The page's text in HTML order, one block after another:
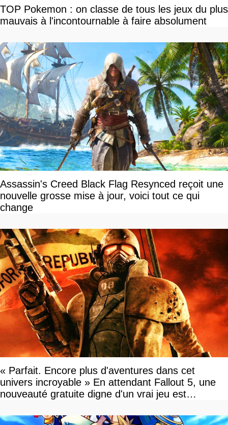
TOP Pokemon : on classe de tous les jeux du plus
mauvais à l'incontournable à faire absolument
Assassin's Creed Black Flag Resynced reçoit une
nouvelle grosse mise à jour, voici tout ce qui
change
« Parfait. Encore plus d'aventures dans cet
univers incroyable » En attendant Fallout 5, une
nouveauté gratuite digne d'un vrai jeu est